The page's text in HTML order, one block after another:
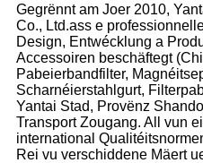
Gegrënnt am Joer 2010,
Co., Ltd.ass e
Design, Entwécklung a
Accessoiren beschäftegt
Pabeierbandfilter,
Scharnéierstahlgurt,
Yantai Stad, Provënz
Transport Zougang. All vun
international
Rei vu verschiddene Mäert